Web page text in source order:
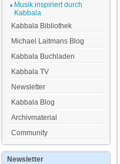
Musik inspiriert durch
Kabbala
Kabbala Bibliothek
Michael Laitmans Blog
Kabbala Buchladen
Kabbala TV
Newsletter
Kabbala Blog
Archivmaterial
Community
Newsletter